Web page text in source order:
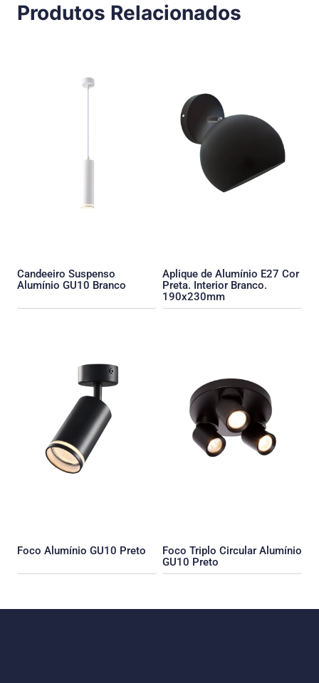
Produtos Relacionados
Candeeiro Suspenso
Alumínio GU10 Branco
Aplique de Alumínio E27 Cor
Preta. Interior Branco.
190x230mm
Foco Alumínio GU10 Preto
Foco Triplo Circular Alumínio
GU10 Preto